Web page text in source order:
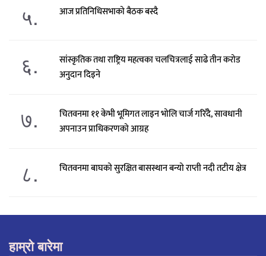
५. आज प्रतिनिधिसभाको बैठक बस्दै
६.
सांस्कृतिक तथा राष्ट्रिय महत्वका चलचित्रलाई साढे तीन करोड
अनुदान दिइने
७.
चितवनमा ११ केभी भूमिगत लाइन भोलि चार्ज गरिँदै, सावधानी
अपनाउन प्राधिकरणको आग्रह
८. चितवनमा बाघको सुरक्षित बासस्थान बन्यो राप्ती नदी तटीय क्षेत्र
हाम्रो बारेमा